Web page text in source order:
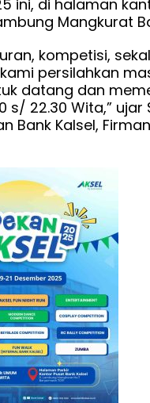
Hiburan
Ayo
Jangan
Lewatkan
ini, di halaman
Mangkurat
kompetisi,
persilahkan
datang dan
s/ 22.30 Wita,” ujar
Bank Kalsel,